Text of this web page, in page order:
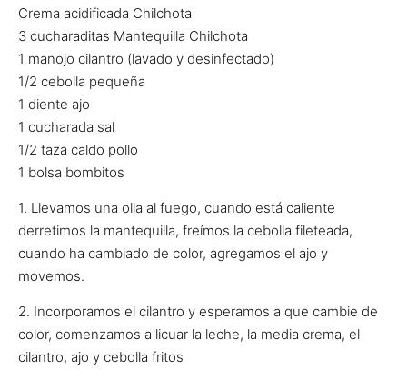
Crema acidificada Chilchota
3 cucharaditas Mantequilla Chilchota
1 manojo cilantro (lavado y desinfectado)
1/2 cebolla pequeña
1 diente ajo
1 cucharada sal
1/2 taza caldo pollo
1 bolsa bombitos
1. Llevamos una olla al fuego, cuando está caliente
derretimos la mantequilla, freímos la cebolla fileteada,
cuando ha cambiado de color, agregamos el ajo y
movemos.
2. Incorporamos el cilantro y esperamos a que cambie de
color, comenzamos a licuar la leche, la media crema, el
cilantro, ajo y cebolla fritos